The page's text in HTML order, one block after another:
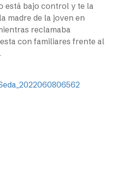
está bajo control y te la
madre de la joven en
reclamaba
con familiares frente al